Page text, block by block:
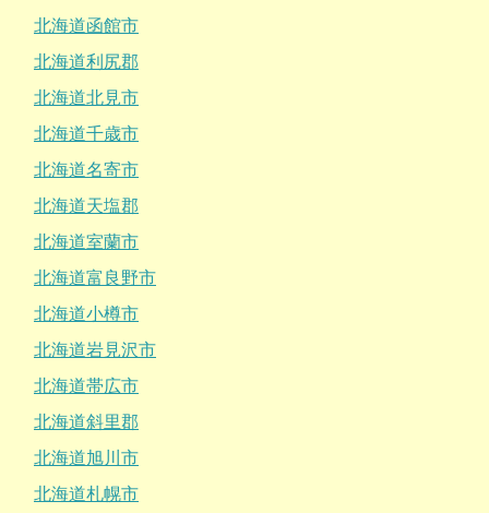
北海道函館市
北海道利尻郡
北海道北見市
北海道千歳市
北海道名寄市
北海道天塩郡
北海道室蘭市
北海道富良野市
北海道小樽市
北海道岩見沢市
北海道帯広市
北海道斜里郡
北海道旭川市
北海道札幌市